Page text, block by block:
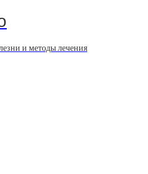
и методы лечения